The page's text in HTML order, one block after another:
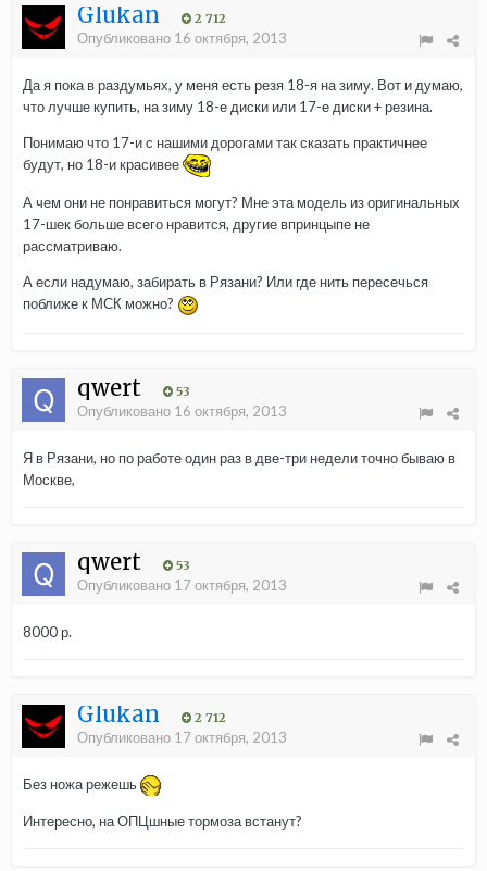
Glukan 2 712
Опубликовано 16 октября, 2013
Да я пока в раздумьях, у меня есть резя 18-я на зиму. Вот и думаю,
что лучше купить, на зиму 18-е диски или 17-е диски + резина.
Понимаю что 17-и с нашими дорогами так сказать практичнее
будут, но 18-и красивее
А чем они не понравиться могут? Мне эта модель из оригинальных
17-шек больше всего нравится, другие впринцыпе не
рассматриваю.
А если надумаю, забирать в Рязани? Или где нить пересечься
поближе к МСК можно?
qwert 53
Опубликовано 16 октября, 2013
Я в Рязани, но по работе один раз в две-три недели точно бываю в
Москве,
qwert 53
Опубликовано 17 октября, 2013
8000 р.
Glukan 2 712
Опубликовано 17 октября, 2013
Без ножа режешь
Интересно, на ОПЦшные тормоза встанут?